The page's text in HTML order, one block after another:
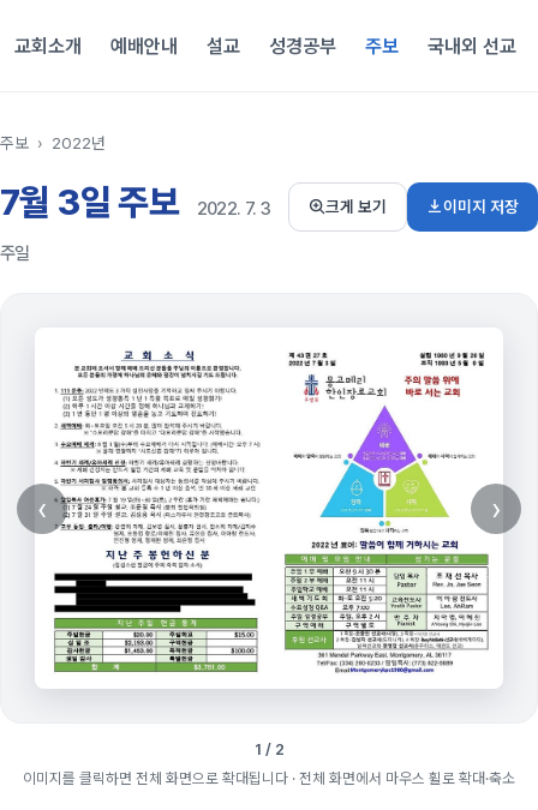
교회소개 예배안내 설교 성경공부 주보 국내외 선교
주보 › 2022년
7월 3일 주보 2022. 7. 3
주일
크게 보기 이미지 저장
‹ ›
1 / 2
이미지를 클릭하면 전체 화면으로 확대됩니다 · 전체 화면에서 마우스 휠로 확대·축소